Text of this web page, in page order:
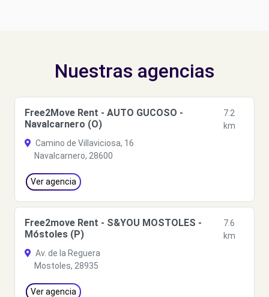
Nuestras agencias
Free2Move Rent - AUTO GUCOSO -
Navalcarnero (O)
7.2
km
Camino de Villaviciosa, 16
Navalcarnero, 28600
Ver agencia
Free2move Rent - S&YOU MOSTOLES -
Móstoles (P)
7.6
km
Av. de la Reguera
Mostoles, 28935
Ver agencia